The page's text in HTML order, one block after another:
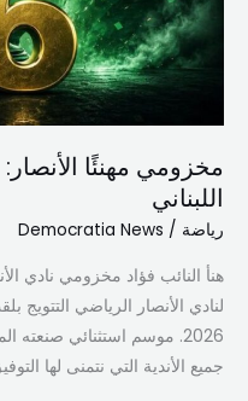
مخزومي مهنئًا
اللبناني
رياضة /
Democratia News
هنأ النائب فؤاد مخزومي نادي
لنادي الأنصار الرياضي التتويج
2026. موسم استثنائي صنعته
جميع الأندية التي نتمنى لها